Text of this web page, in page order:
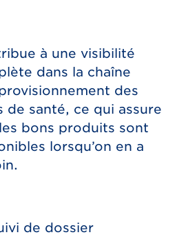
à une visibilité
dans la chaîne
des
de santé, ce qui assure
bons produits sont
lorsqu’on en a
de dossier